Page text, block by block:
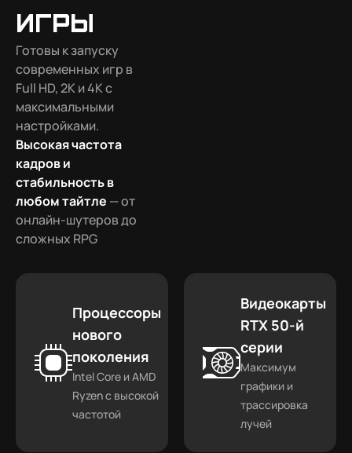
игры
Готовы к запуску
современных игр в
Full HD, 2K и 4K с
максимальными
настройками.
Высокая частота
кадров и
стабильность в
любом тайтле — от
онлайн-шутеров до
сложных RPG
Процессоры
нового
поколения
Intel Core и AMD
Ryzen с высокой
частотой
Видеокарты
RTX 50-й
серии
Максимум
графики и
трассировка
лучей